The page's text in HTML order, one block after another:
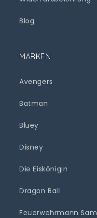
Blog
MARKEN
Avengers
Batman
Bluey
Disney
Die Eiskönigin
Dragon Ball
Feuerwehrmann Sam